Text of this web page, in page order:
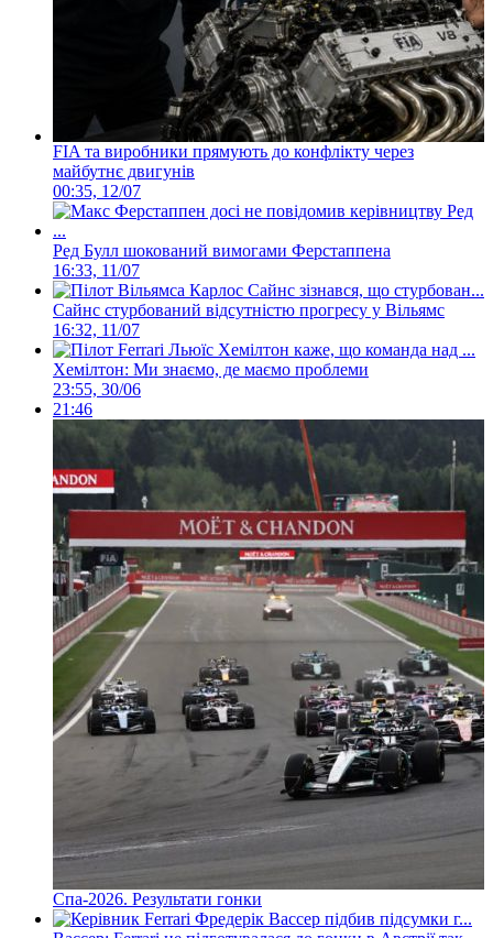
FIA та виробники прямують до конфлікту через
майбутнє двигунів
00:35, 12/07
Ред Булл шокований вимогами Ферстаппена
16:33, 11/07
Сайнс стурбований відсутністю прогресу у Вільямс
16:32, 11/07
Хемілтон: Ми знаємо, де маємо проблеми
23:55, 30/06
21:46
Спа-2026. Результати гонки